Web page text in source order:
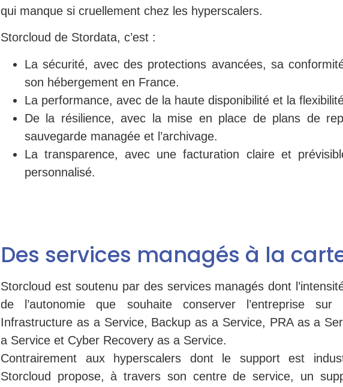
qui manque si cruellement chez les hyperscalers.
Storcloud de Stordata, c’est :
La sécurité, avec des protections avancées, sa
son hébergement en France.
La performance, avec de la haute disponibilité et la
De la résilience, avec la mise en place de plans de
sauvegarde managée et l’archivage.
La transparence, avec une facturation claire et
personnalisé.
Des services managés à la
Storcloud est soutenu par des services managés dont
de l’autonomie que souhaite conserver l’entreprise
Infrastructure as a Service, Backup as a Service, PRA as a
a Service et Cyber Recovery as a Service.
Contrairement aux hyperscalers dont le support est
Storcloud propose, à travers son centre de service, un